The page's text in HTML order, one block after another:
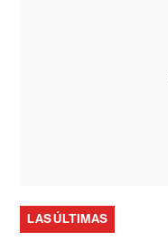
LAS ÚLTIMAS